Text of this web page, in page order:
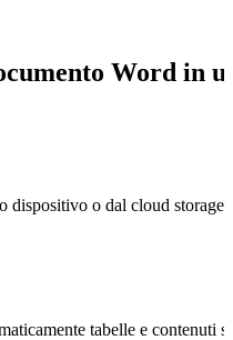
Word in
dispositivo o dal cloud
tabelle e